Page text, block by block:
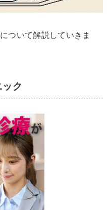
ついて解説していきま
ク